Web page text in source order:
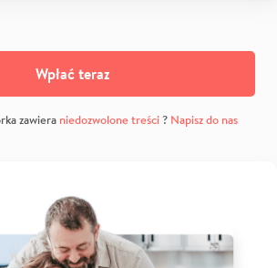
Wpłać teraz
zawiera niedozwolone treści? Napisz do nas